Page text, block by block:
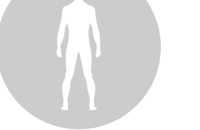
oublier les écrans en
?